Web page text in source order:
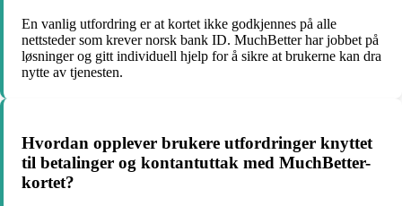
En vanlig utfordring er at kortet ikke godkjennes på alle
nettsteder som krever norsk bank ID. MuchBetter har jobbet på
løsninger og gitt individuell hjelp for å sikre at brukerne kan dra
nytte av tjenesten.
Hvordan opplever brukere utfordringer knyttet
til betalinger og kontantuttak med MuchBetter-
kortet?